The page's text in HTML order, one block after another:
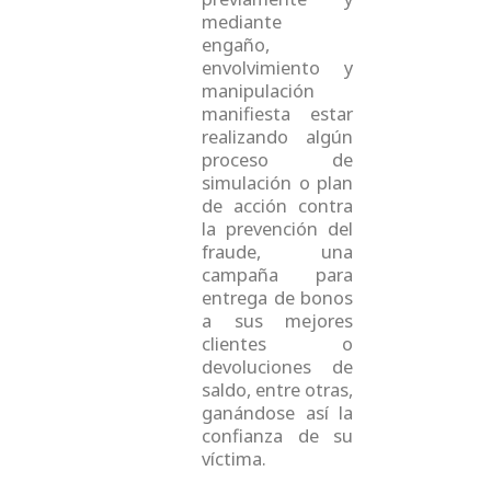
mediante
engaño,
envolvimiento y
manipulación
manifiesta estar
realizando algún
proceso de
simulación o plan
de acción contra
la prevención del
fraude, una
campaña para
entrega de bonos
a sus mejores
clientes o
devoluciones de
saldo, entre otras,
ganándose así la
confianza de su
víctima.